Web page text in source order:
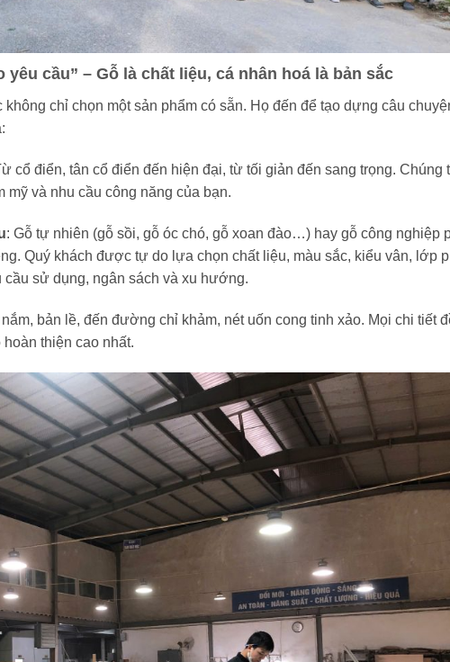
yêu cầu” – Gỗ là chất liệu, cá nhân hoá là bản sắc
chỉ chọn một sản phẩm có sẵn. Họ đến để tạo dựng câu
cổ điển, tân cổ điển đến hiện đại, từ tối giản đến sang trọng. Chúng
mỹ và nhu cầu công năng của bạn.
: Gỗ tự nhiên (gỗ sồi, gỗ óc chó, gỗ xoan đào…) hay gỗ công nghiệp
Quý khách được tự do lựa chọn chất liệu, màu sắc, kiểu vân, lớp
sử dụng, ngân sách và xu hướng.
bản lề, đến đường chỉ khảm, nét uốn cong tinh xảo. Mọi chi tiết
thiện cao nhất.